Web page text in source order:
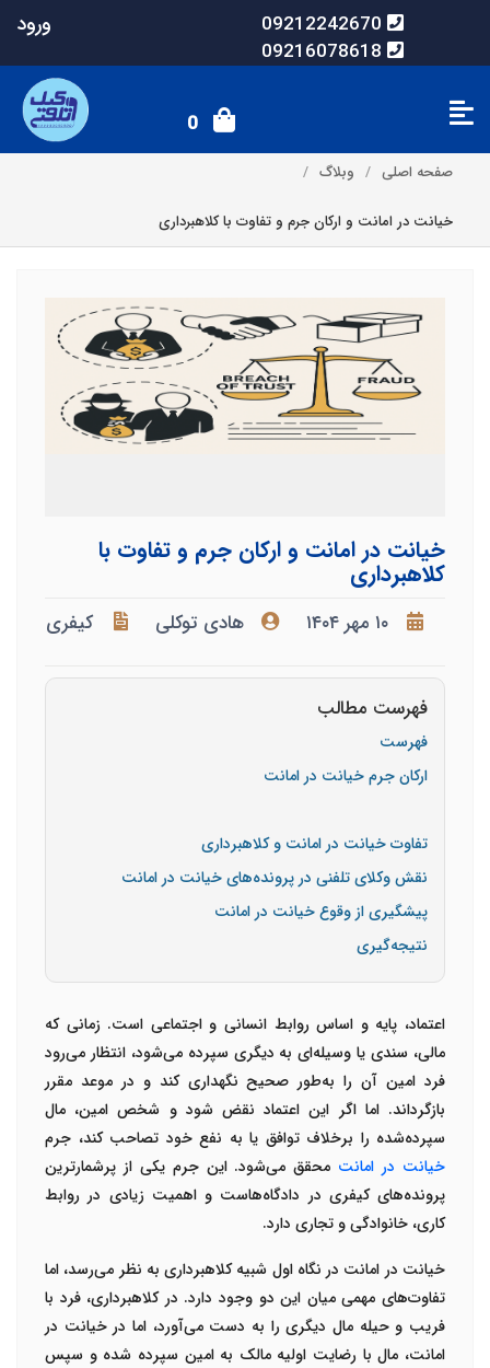
09212242670
09216078618
ورود
0
صفحه اصلی وبلاگ
خیانت در امانت و ارکان جرم و تفاوت با کلاهبرداری
خیانت در امانت و ارکان جرم و تفاوت با
کلاهبرداری
۱۰ مهر ۱۴۰۴ هادی توکلی کیفری
فهرست مطالب
فهرست
ارکان جرم خیانت در امانت
تفاوت خیانت در امانت و کلاهبرداری
نقش وکلای تلفنی در پرونده‌های خیانت در امانت
پیشگیری از وقوع خیانت در امانت
نتیجه‌گیری
اعتماد، پایه و اساس روابط انسانی و اجتماعی است. زمانی که
مالی، سندی یا وسیله‌ای به دیگری سپرده می‌شود، انتظار می‌رود
فرد امین آن را به‌طور صحیح نگهداری کند و در موعد مقرر
بازگرداند. اما اگر این اعتماد نقض شود و شخص امین، مال
سپرده‌شده را برخلاف توافق یا به نفع خود تصاحب کند، جرم
خیانت در امانت محقق می‌شود. این جرم یکی از پرشمارترین
پرونده‌های کیفری در دادگاه‌هاست و اهمیت زیادی در روابط
کاری، خانوادگی و تجاری دارد.
خیانت در امانت در نگاه اول شبیه کلاهبرداری به نظر می‌رسد، اما
تفاوت‌های مهمی میان این دو وجود دارد. در کلاهبرداری، فرد با
فریب و حیله مال دیگری را به دست می‌آورد، اما در خیانت در
امانت، مال با رضایت اولیه مالک به امین سپرده شده و سپس